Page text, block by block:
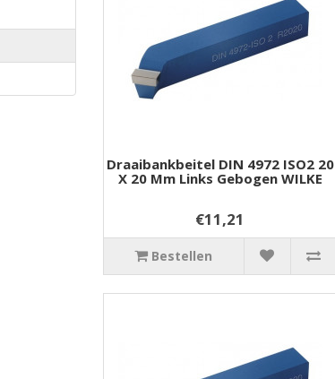
Draaibankbeitel DIN 4972 ISO2 20
X 20 Mm Links Gebogen WILKE
€11,21
Bestellen